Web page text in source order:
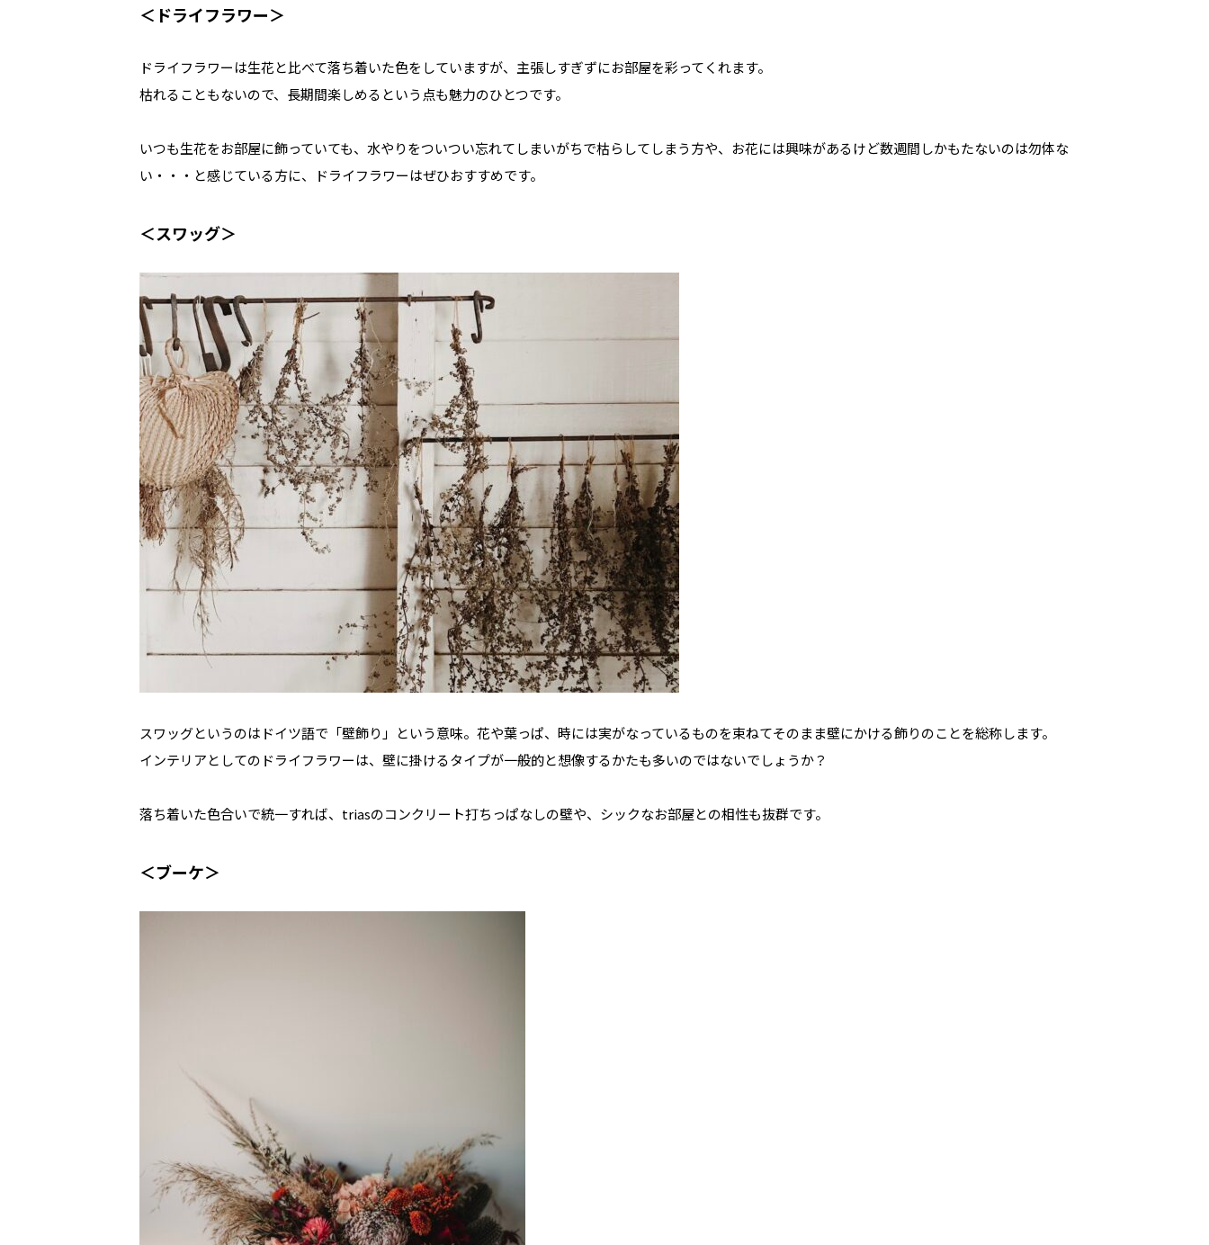
＜ドライフラワー＞
ドライフラワーは生花と比べて落ち着いた色をしていますが、主張しすぎずにお部屋を彩ってくれます。
枯れることもないので、長期間楽しめるという点も魅力のひとつです。
いつも生花をお部屋に飾っていても、水やりをついつい忘れてしまいがちで枯らしてしまう方や、お花には興味があるけど数週間しかもたないのは勿体な
い・・・と感じている方に、ドライフラワーはぜひおすすめです。
＜スワッグ＞
スワッグというのはドイツ語で「壁飾り」という意味。花や葉っぱ、時には実がなっているものを束ねてそのまま壁にかける飾りのことを総称します。
インテリアとしてのドライフラワーは、壁に掛けるタイプが一般的と想像するかたも多いのではないでしょうか？
落ち着いた色合いで統一すれば、triasのコンクリート打ちっぱなしの壁や、シックなお部屋との相性も抜群です。
＜ブーケ＞